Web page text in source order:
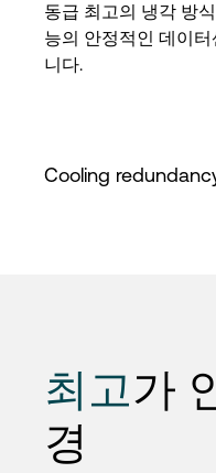
동급 최고의 냉각 방
능의 안정적인 데이
니다.
Cooling
최고가
경